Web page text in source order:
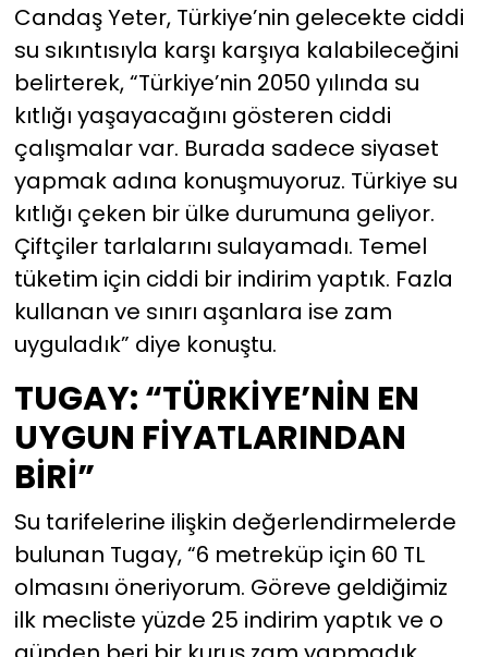
Candaş Yeter, Türkiye’nin gelecekte ciddi
su sıkıntısıyla karşı karşıya kalabileceğini
belirterek, “Türkiye’nin 2050 yılında su
kıtlığı yaşayacağını gösteren ciddi
çalışmalar var. Burada sadece siyaset
yapmak adına konuşmuyoruz. Türkiye su
kıtlığı çeken bir ülke durumuna geliyor.
Çiftçiler tarlalarını sulayamadı. Temel
tüketim için ciddi bir indirim yaptık. Fazla
kullanan ve sınırı aşanlara ise zam
uyguladık” diye konuştu.
TUGAY: “TÜRKİYE’NİN EN
UYGUN FİYATLARINDAN
BİRİ”
Su tarifelerine ilişkin değerlendirmelerde
bulunan Tugay, “6 metreküp için 60 TL
olmasını öneriyorum. Göreve geldiğimiz
ilk mecliste yüzde 25 indirim yaptık ve o